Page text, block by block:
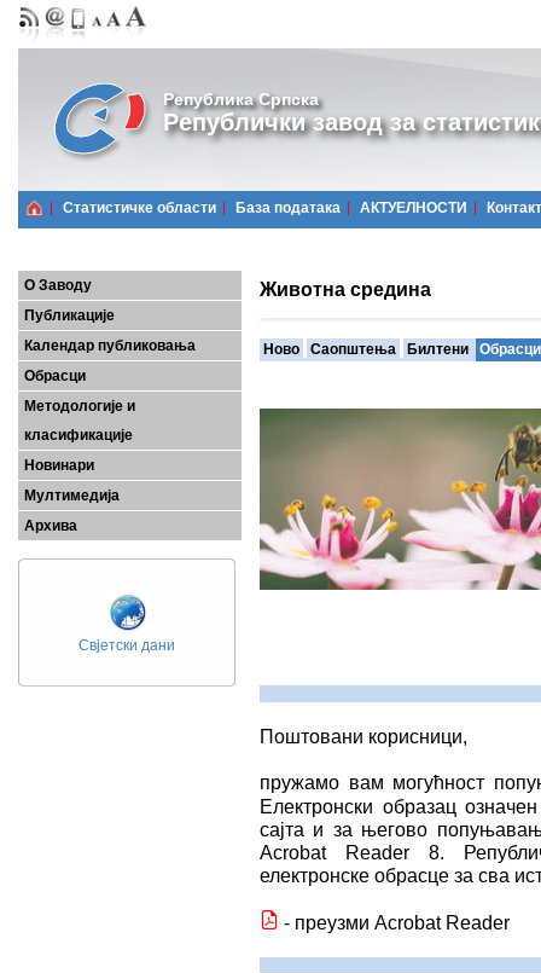
Република Српска
Републички завод за
Статистичке области Базa података АКТУЕЛНОСТИ Контакт
О Заводу
Публикације
Календар публиковања
Обрасци
Методологије и
класификације
Новинари
Мултимедија
Архива
Свјетски дани
Животна средина
Ново Саопштења Билтени Обрасци
Поштовани корисници,
пружамо вам могућност
Електронски образац
сајта и за његово
Acrobat Reader 8.
електронске обрасце за сва
- преузми Acrobat Reader